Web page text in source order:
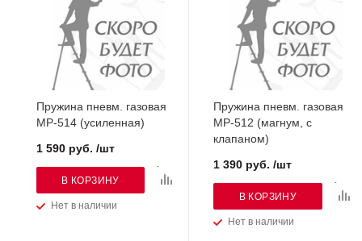
Пружина пневм. газовая
МР-514 (усиленная)
Нет в наличии
1 590 руб. /шт
В КОРЗИНУ
Пружина пневм. газовая
МР-512 (магнум, с
клапаном)
Нет в наличии
1 390 руб. /шт
В КОРЗИНУ